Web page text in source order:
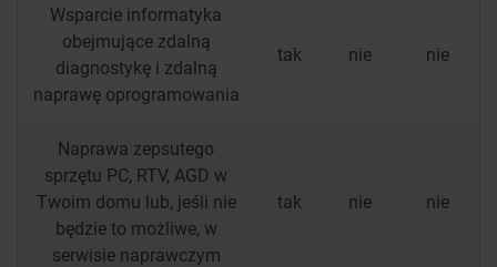
Wsparcie informatyka
obejmujące zdalną
diagnostykę i zdalną
naprawę oprogramowania
tak nie nie
Naprawa zepsutego
sprzętu PC, RTV, AGD w
Twoim domu lub, jeśli nie
będzie to możliwe, w
serwisie naprawczym
tak nie nie